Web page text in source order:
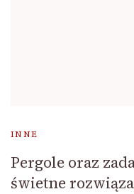
INNE
Pergole oraz
świetne